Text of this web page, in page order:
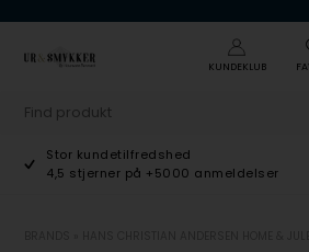
KUNDEKLUB
Stor kundetilfredshed
4,5 stjerner på +5000 anmeldelser